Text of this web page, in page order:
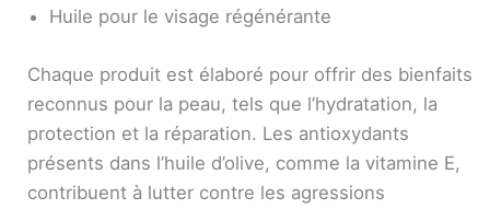
Huile pour le visage régénérante
Chaque produit est élaboré pour offrir des bienfaits
reconnus pour la peau, tels que l’hydratation, la
protection et la réparation. Les antioxydants
présents dans l’huile d’olive, comme la vitamine E,
contribuent à lutter contre les agressions